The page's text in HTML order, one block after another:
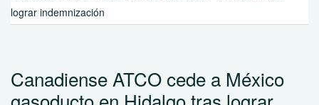
lograr indemnización
Canadiense ATCO cede a México